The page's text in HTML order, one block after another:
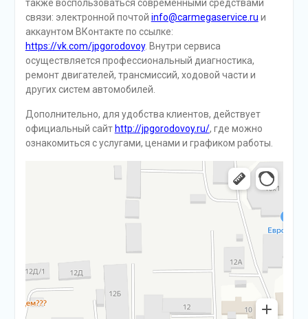
также воспользоваться современными средствами
связи: электронной почтой info@carmegaservice.ru и
аккаунтом ВКонтакте по ссылке:
https://vk.com/jpgorodovoy. Внутри сервиса
осуществляется профессиональный диагностика,
ремонт двигателей, трансмиссий, ходовой части и
других систем автомобилей.
Дополнительно, для удобства клиентов, действует
официальный сайт http://jpgorodovoy.ru/, где можно
ознакомиться с услугами, ценами и графиком работы.